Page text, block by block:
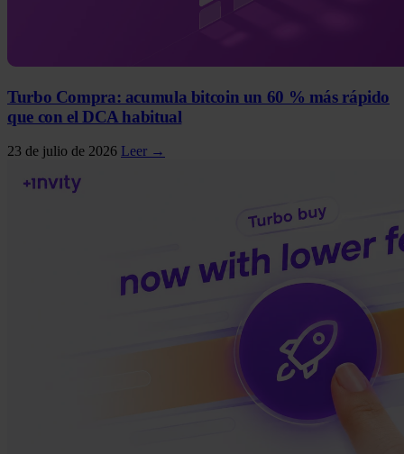
Turbo Compra: acumula bitcoin un 60 % más rápido
que con el DCA habitual
23 de julio de 2026 Leer →